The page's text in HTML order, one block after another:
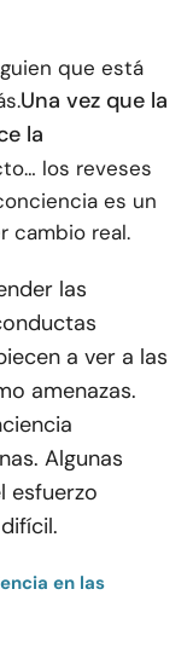
que está
Una vez que la
la
los reveses
es un
cambio real.
las
a ver a las
amenazas.
Algunas
esfuerzo
en las